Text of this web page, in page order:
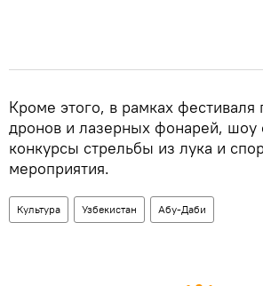
Кроме этого, в рамках фестиваля
дронов и лазерных фонарей, шоу
конкурсы стрельбы из лука и
мероприятия.
Культура Узбекистан Абу-Даби